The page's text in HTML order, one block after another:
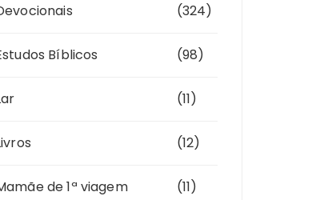
(324)
Bíblicos (98)
(11)
(12)
de 1ª viagem (11)